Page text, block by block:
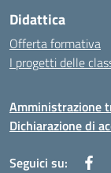
Didattica
Offerta formativa
I progetti delle
Amministrazione
Dichiarazione di
Seguici su: